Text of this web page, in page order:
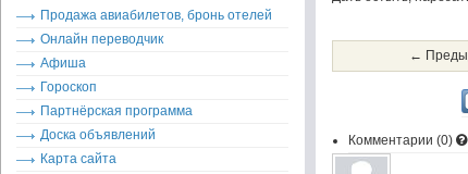
←
Комментарии (0)
Продажа авиабилетов, бронь отелей
Онлайн переводчик
Афиша
Гороскоп
Партнёрская программа
Доска объявлений
Карта сайта